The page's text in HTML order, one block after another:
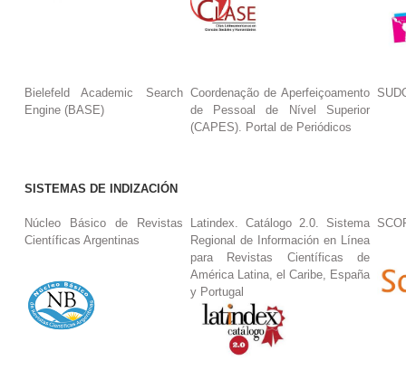
Bielefeld Academic Search
Engine (BASE)
Coordenação de Aperfeiçoamento
de Pessoal de Nível Superior
(CAPES). Portal de Periódicos
SISTEMAS DE INDIZACIÓN
Núcleo Básico de Revistas
Científicas Argentinas
Latindex. Catálogo 2.0. Sistema
Regional de Información en Línea
para Revistas Científicas de
América Latina, el Caribe, España
y Portugal